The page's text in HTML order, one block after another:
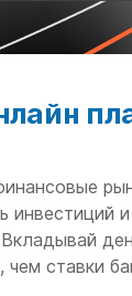
инвестиций
ставки